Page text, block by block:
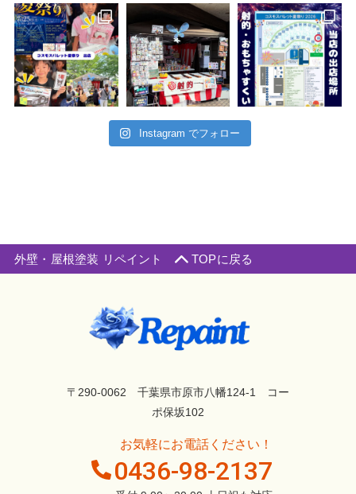
Instagram でフォロー
外壁・屋根塗装 リペイント TOPに戻る
〒290-0062 千葉県市原市八幡124-1 コー
ポ保坂102
お気軽にお電話ください！
0436-98-2137